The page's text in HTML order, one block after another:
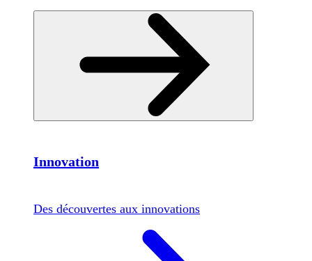
Innovation
Des découvertes aux innovations